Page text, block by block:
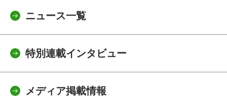
ニュース一覧
特別連載インタビュー
メディア掲載情報